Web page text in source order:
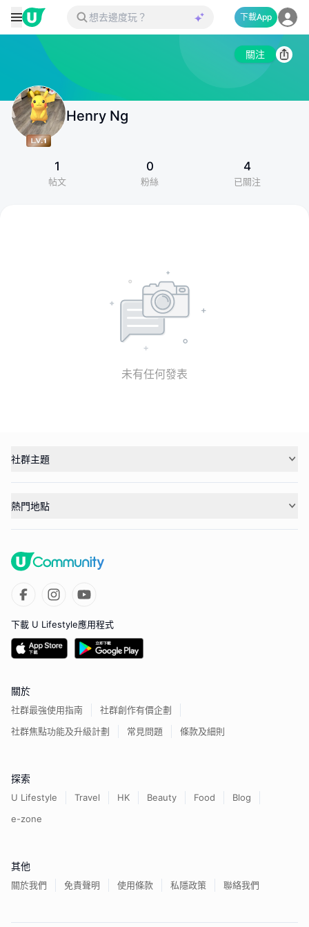
下載App
關注
Henry Ng
1
帖文
0
粉絲
4
已關注
未有任何發表
社群主題
熱門地點
下載 U Lifestyle應用程式
關於
社群最強使用指南
社群創作有價企劃
社群焦點功能及升級計劃
常見問題 條款及細則
探索
U Lifestyle Travel HK Beauty Food
Blog
e-zone
其他
關於我們 免責聲明 使用條款 私隱政策 聯絡我們